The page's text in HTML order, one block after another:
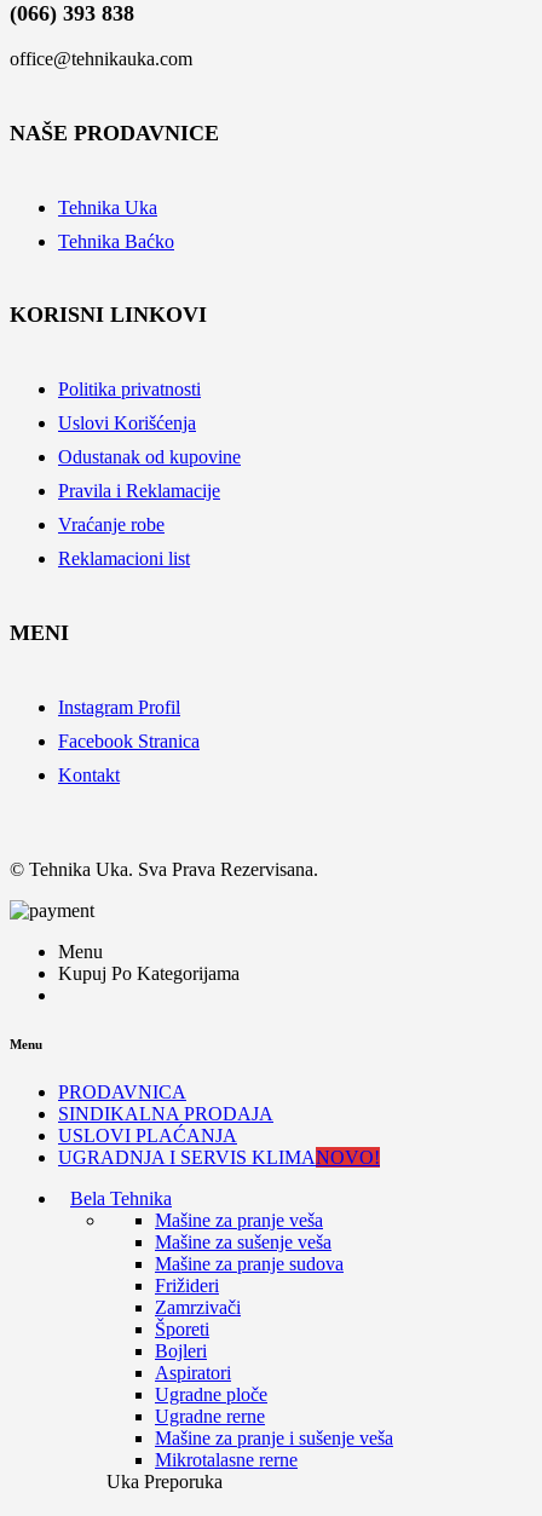
(066) 393 838
office@tehnikauka.com
NAŠE PRODAVNICE
Tehnika Uka
Tehnika Baćko
KORISNI LINKOVI
Politika privatnosti
Uslovi Korišćenja
Odustanak od kupovine
Pravila i Reklamacije
Vraćanje robe
Reklamacioni list
MENI
Instagram Profil
Facebook Stranica
Kontakt
© Tehnika Uka. Sva Prava Rezervisana.
Menu
Kupuj Po Kategorijama
Menu
PRODAVNICA
SINDIKALNA PRODAJA
USLOVI PLAĆANJA
UGRADNJA I SERVIS KLIMANOVO!
Bela Tehnika
Mašine za pranje veša
Mašine za sušenje veša
Mašine za pranje sudova
Frižideri
Zamrzivači
Šporeti
Bojleri
Aspiratori
Ugradne ploče
Ugradne rerne
Mašine za pranje i sušenje veša
Mikrotalasne rerne
Uka Preporuka